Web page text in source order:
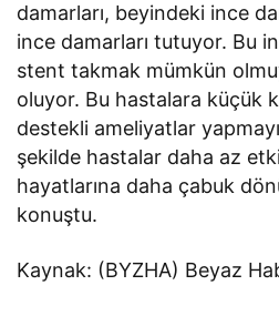
damarları, beyindeki ince
ince damarları tutuyor. Bu
stent takmak mümkün
oluyor. Bu hastalara küçük
destekli ameliyatlar
şekilde hastalar daha az
hayatlarına daha çabuk
konuştu.
Kaynak: (BYZHA) Beyaz